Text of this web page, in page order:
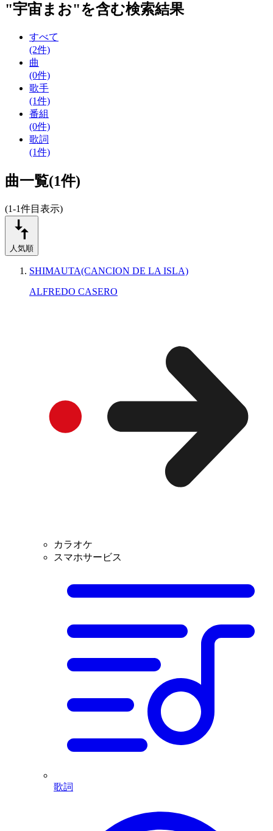
"宇宙まお"を含む検索結果
すべて
(2件)
曲
(0件)
歌手
(1件)
番組
(0件)
歌詞
(1件)
曲一覧(1件)
(1-1件目表示)
人気順
SHIMAUTA(CANCION DE LA ISLA)
ALFREDO CASERO
カラオケ
スマホサービス
歌詞